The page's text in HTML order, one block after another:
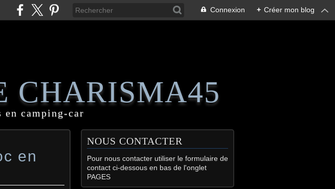
Connexion + Créer mon blog
CHARISMA45
en camping-car
en
NOUS CONTACTER
Pour nous contacter utiliser le formulaire de
contact ci-dessous en bas de l'onglet
PAGES